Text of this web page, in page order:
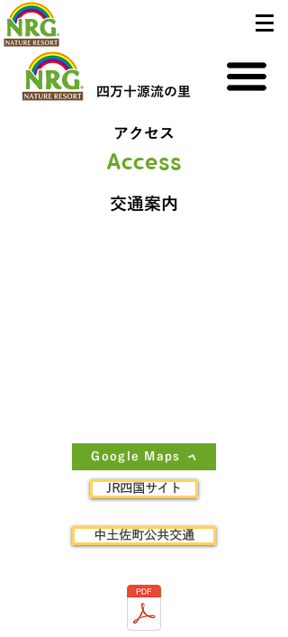
四万十源流の里
アクセス
Access
交通案内
Google Maps
JR四国サイト
中土佐町公共交通